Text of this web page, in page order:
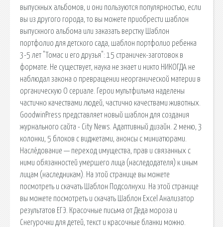
выпускных альбомов, и они пользуются популярностью, если
вы из другого города, то вы можете приобрести шаблон
выпускного альбома или заказать верстку Шаблон
портфолио для детского сада, шаблон портфолио ребенка
3-5 лет "Томас и его друзья": 15 страничек-заготовок в
формате. Не существует, наука не знает и никто НИКОГДА не
наблюдал закона о превращении неорганической материи в
органическую О сериале. Герои мультфильма наделены
частично качествами людей, частично качествами животных.
GoodwinPress представляет новый шаблон для создания
журнального сайта - City News. Адаптивный дизайн. 2 меню, 3
колонки, 5 блоков с виджетами, анонсы с миниатюрами.
Насле́дование — переход имущества, прав и связанных с
ними обязанностей умершего лица (наследодателя) к иным
лицам (наследникам). На этой странице вы можете
посмотреть и скачать Шаблон Подсолнухи. На этой странице
вы можете посмотреть и скачать Шаблон Excel Анализатор
результатов ЕГЭ. Красочные письма от Деда мороза и
Снегурочки для детей, текст и красочные бланки можно.